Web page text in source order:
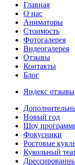
Главная
О нас
Аниматоры
Стоимость
Фотогалерея
Видеогалерея
Отзывы
Контакты
Блог
Яндекс отзывы
Новый год
Шоу
Фокусники
Ростовые
Кукольный